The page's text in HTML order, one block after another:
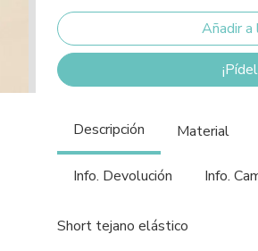
Descripción Material
Info. Devolución Info.
Short tejano elástico